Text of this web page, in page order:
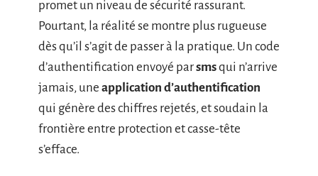
promet un niveau de sécurité rassurant.
Pourtant, la réalité se montre plus rugueuse
dès qu’il s’agit de passer à la pratique. Un code
d’authentification envoyé parsmsqui n’arrive
jamais, une application d’authentification
qui génère des chiffres rejetés, et soudain la
frontière entre protection et casse-tête
s’efface.